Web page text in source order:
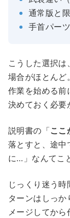
通常版と
手首パー
こうした選択は
場合がほとんど。
作業を始める前
決めておく必要
説明書の「ここ
落とすと、途中
に…」なんてこ
じっくり迷う
ターンはしっ
メージしてから